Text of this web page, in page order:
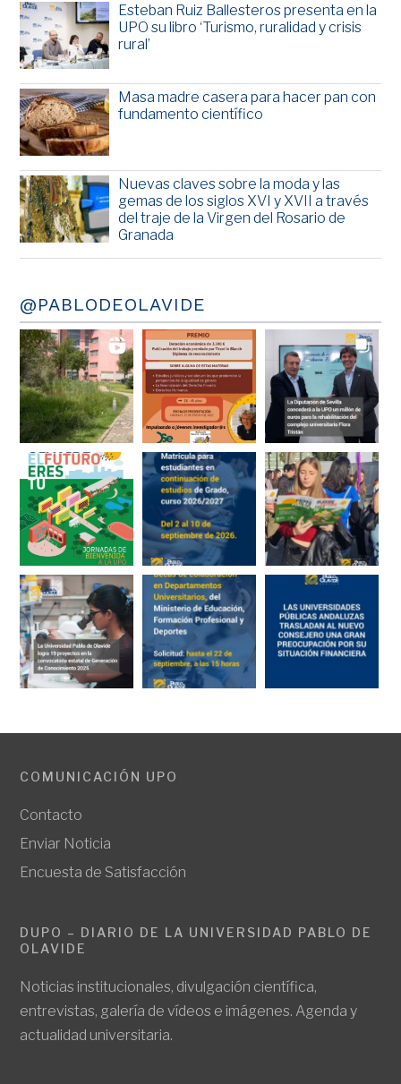
Esteban Ruiz Ballesteros presenta en la
UPO su libro ‘Turismo, ruralidad y crisis
rural’
Masa madre casera para hacer pan con
fundamento científico
Nuevas claves sobre la moda y las
gemas de los siglos XVI y XVII a través
del traje de la Virgen del Rosario de
Granada
@PABLODEOLAVIDE
COMUNICACIÓN UPO
Contacto
Enviar Noticia
Encuesta de Satisfacción
DUPO – DIARIO DE LA UNIVERSIDAD PABLO DE
OLAVIDE
Noticias institucionales, divulgación científica,
entrevistas, galería de vídeos e imágenes. Agenda y
actualidad universitaria.